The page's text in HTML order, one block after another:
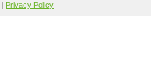
| Privacy Policy